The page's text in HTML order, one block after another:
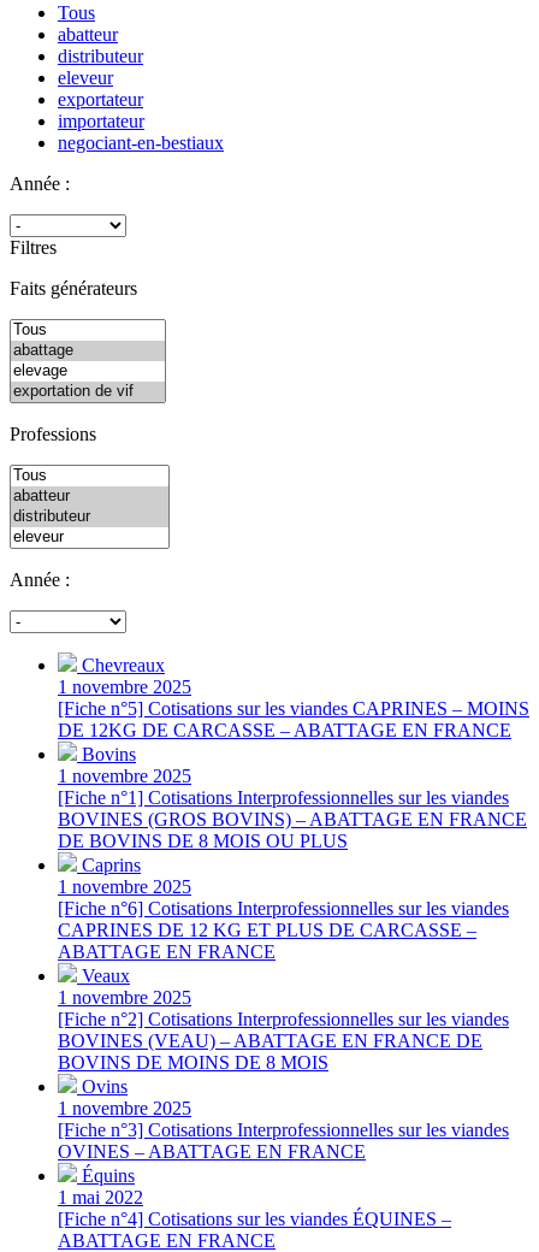
Tous
abatteur
distributeur
eleveur
exportateur
importateur
negociant-en-bestiaux
Année :
Filtres
Faits générateurs
Professions
Année :
Chevreaux
1 novembre 2025
[Fiche n°5] Cotisations sur les viandes CAPRINES – MOINS
DE 12KG DE CARCASSE – ABATTAGE EN FRANCE
Bovins
1 novembre 2025
[Fiche n°1] Cotisations Interprofessionnelles sur les viandes
BOVINES (GROS BOVINS) – ABATTAGE EN FRANCE
DE BOVINS DE 8 MOIS OU PLUS
Caprins
1 novembre 2025
[Fiche n°6] Cotisations Interprofessionnelles sur les viandes
CAPRINES DE 12 KG ET PLUS DE CARCASSE –
ABATTAGE EN FRANCE
Veaux
1 novembre 2025
[Fiche n°2] Cotisations Interprofessionnelles sur les viandes
BOVINES (VEAU) – ABATTAGE EN FRANCE DE
BOVINS DE MOINS DE 8 MOIS
Ovins
1 novembre 2025
[Fiche n°3] Cotisations Interprofessionnelles sur les viandes
OVINES – ABATTAGE EN FRANCE
Équins
1 mai 2022
[Fiche n°4] Cotisations sur les viandes ÉQUINES –
ABATTAGE EN FRANCE